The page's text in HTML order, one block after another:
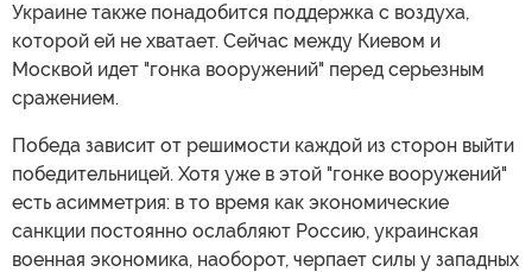
Украине также понадобится поддержка с воздуха,
которой ей не хватает. Сейчас между Киевом и
Москвой идет "гонка вооружений" перед серьезным
сражением.
Победа зависит от решимости каждой из сторон выйти
победительницей. Хотя уже в этой "гонке вооружений"
есть асимметрия: в то время как экономические
санкции постоянно ослабляют Россию, украинская
военная экономика, наоборот, черпает силы у западных